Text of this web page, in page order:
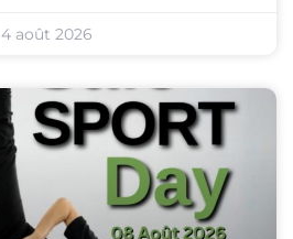
4 août 2026